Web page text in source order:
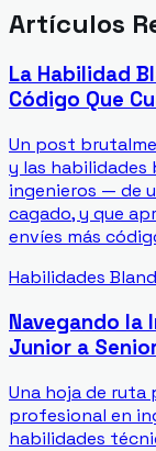
Artículos
La Habilidad
Código Que
Un post
y las habilidades
ingenieros — de
cagado, y que
envíes más
Habilidades
Navegando la
Junior a
Una hoja de
profesional en
habilidades